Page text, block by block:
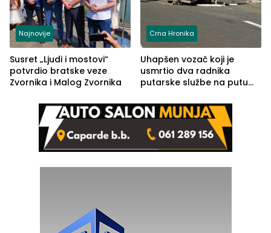
Najnovije
Susret „Ljudi i mostovi“
potvrdio bratske veze
Zvornika i Malog Zvornika
Crna Hronika
Uhapšen vozač koji je
usmrtio dva radnika
putarske službe na putu
(FOTO)